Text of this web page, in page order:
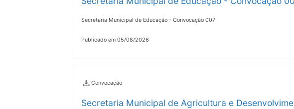
Secretaria Municipal de Educação - Convocação 007
Publicado em 05/08/2026
Convocação
Secretaria Municipal de Agricultura e